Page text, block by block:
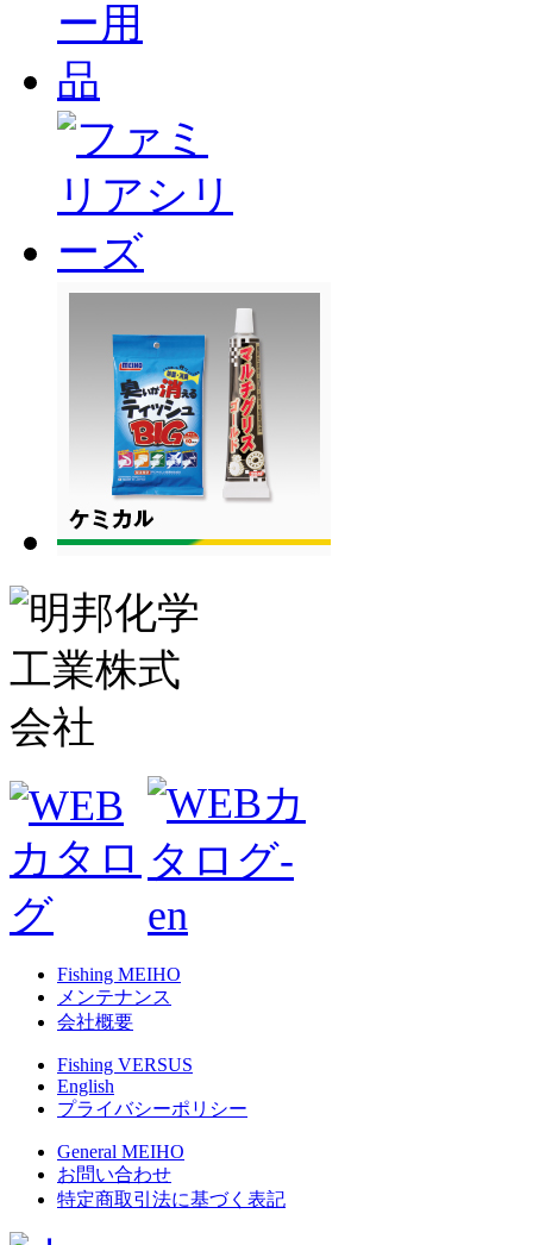
Fishing MEIHO
メンテナンス
会社概要
Fishing VERSUS
English
プライバシーポリシー
General MEIHO
お問い合わせ
特定商取引法に基づく表記